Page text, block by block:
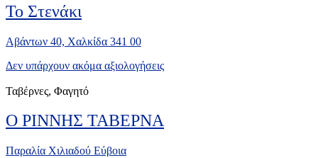
Το Στενάκι
Αβάντων 40, Χαλκίδα 341 00
Δεν υπάρχουν ακόμα αξιολογήσεις
Ταβέρνες, Φαγητό
Ο ΡΙΝΝΗΣ ΤΑΒΕΡΝΑ
Παραλία Χιλιαδού Εύβοια